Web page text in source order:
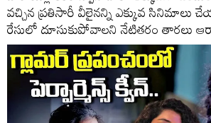
వచ్చిన ప్రతిసారీ వీలైనన్ని ఎక్కువ సినిమాలు
రేసులో దూసుకుపోవాలని నేటితరం తారలు